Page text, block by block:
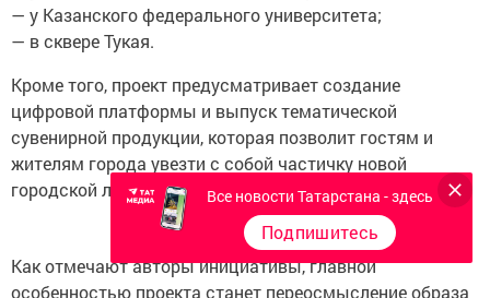
— у Казанского федерального университета;
— в сквере Тукая.
Кроме того, проект предусматривает создание
цифровой платформы и выпуск тематической
сувенирной продукции, которая позволит гостям и
жителям города увезти с собой частичку новой
городской легенды.
Как отмечают авторы инициативы, главной
особенностью проекта станет переосмысление образа
Все новости Татарстана - здесь
Подпишитесь